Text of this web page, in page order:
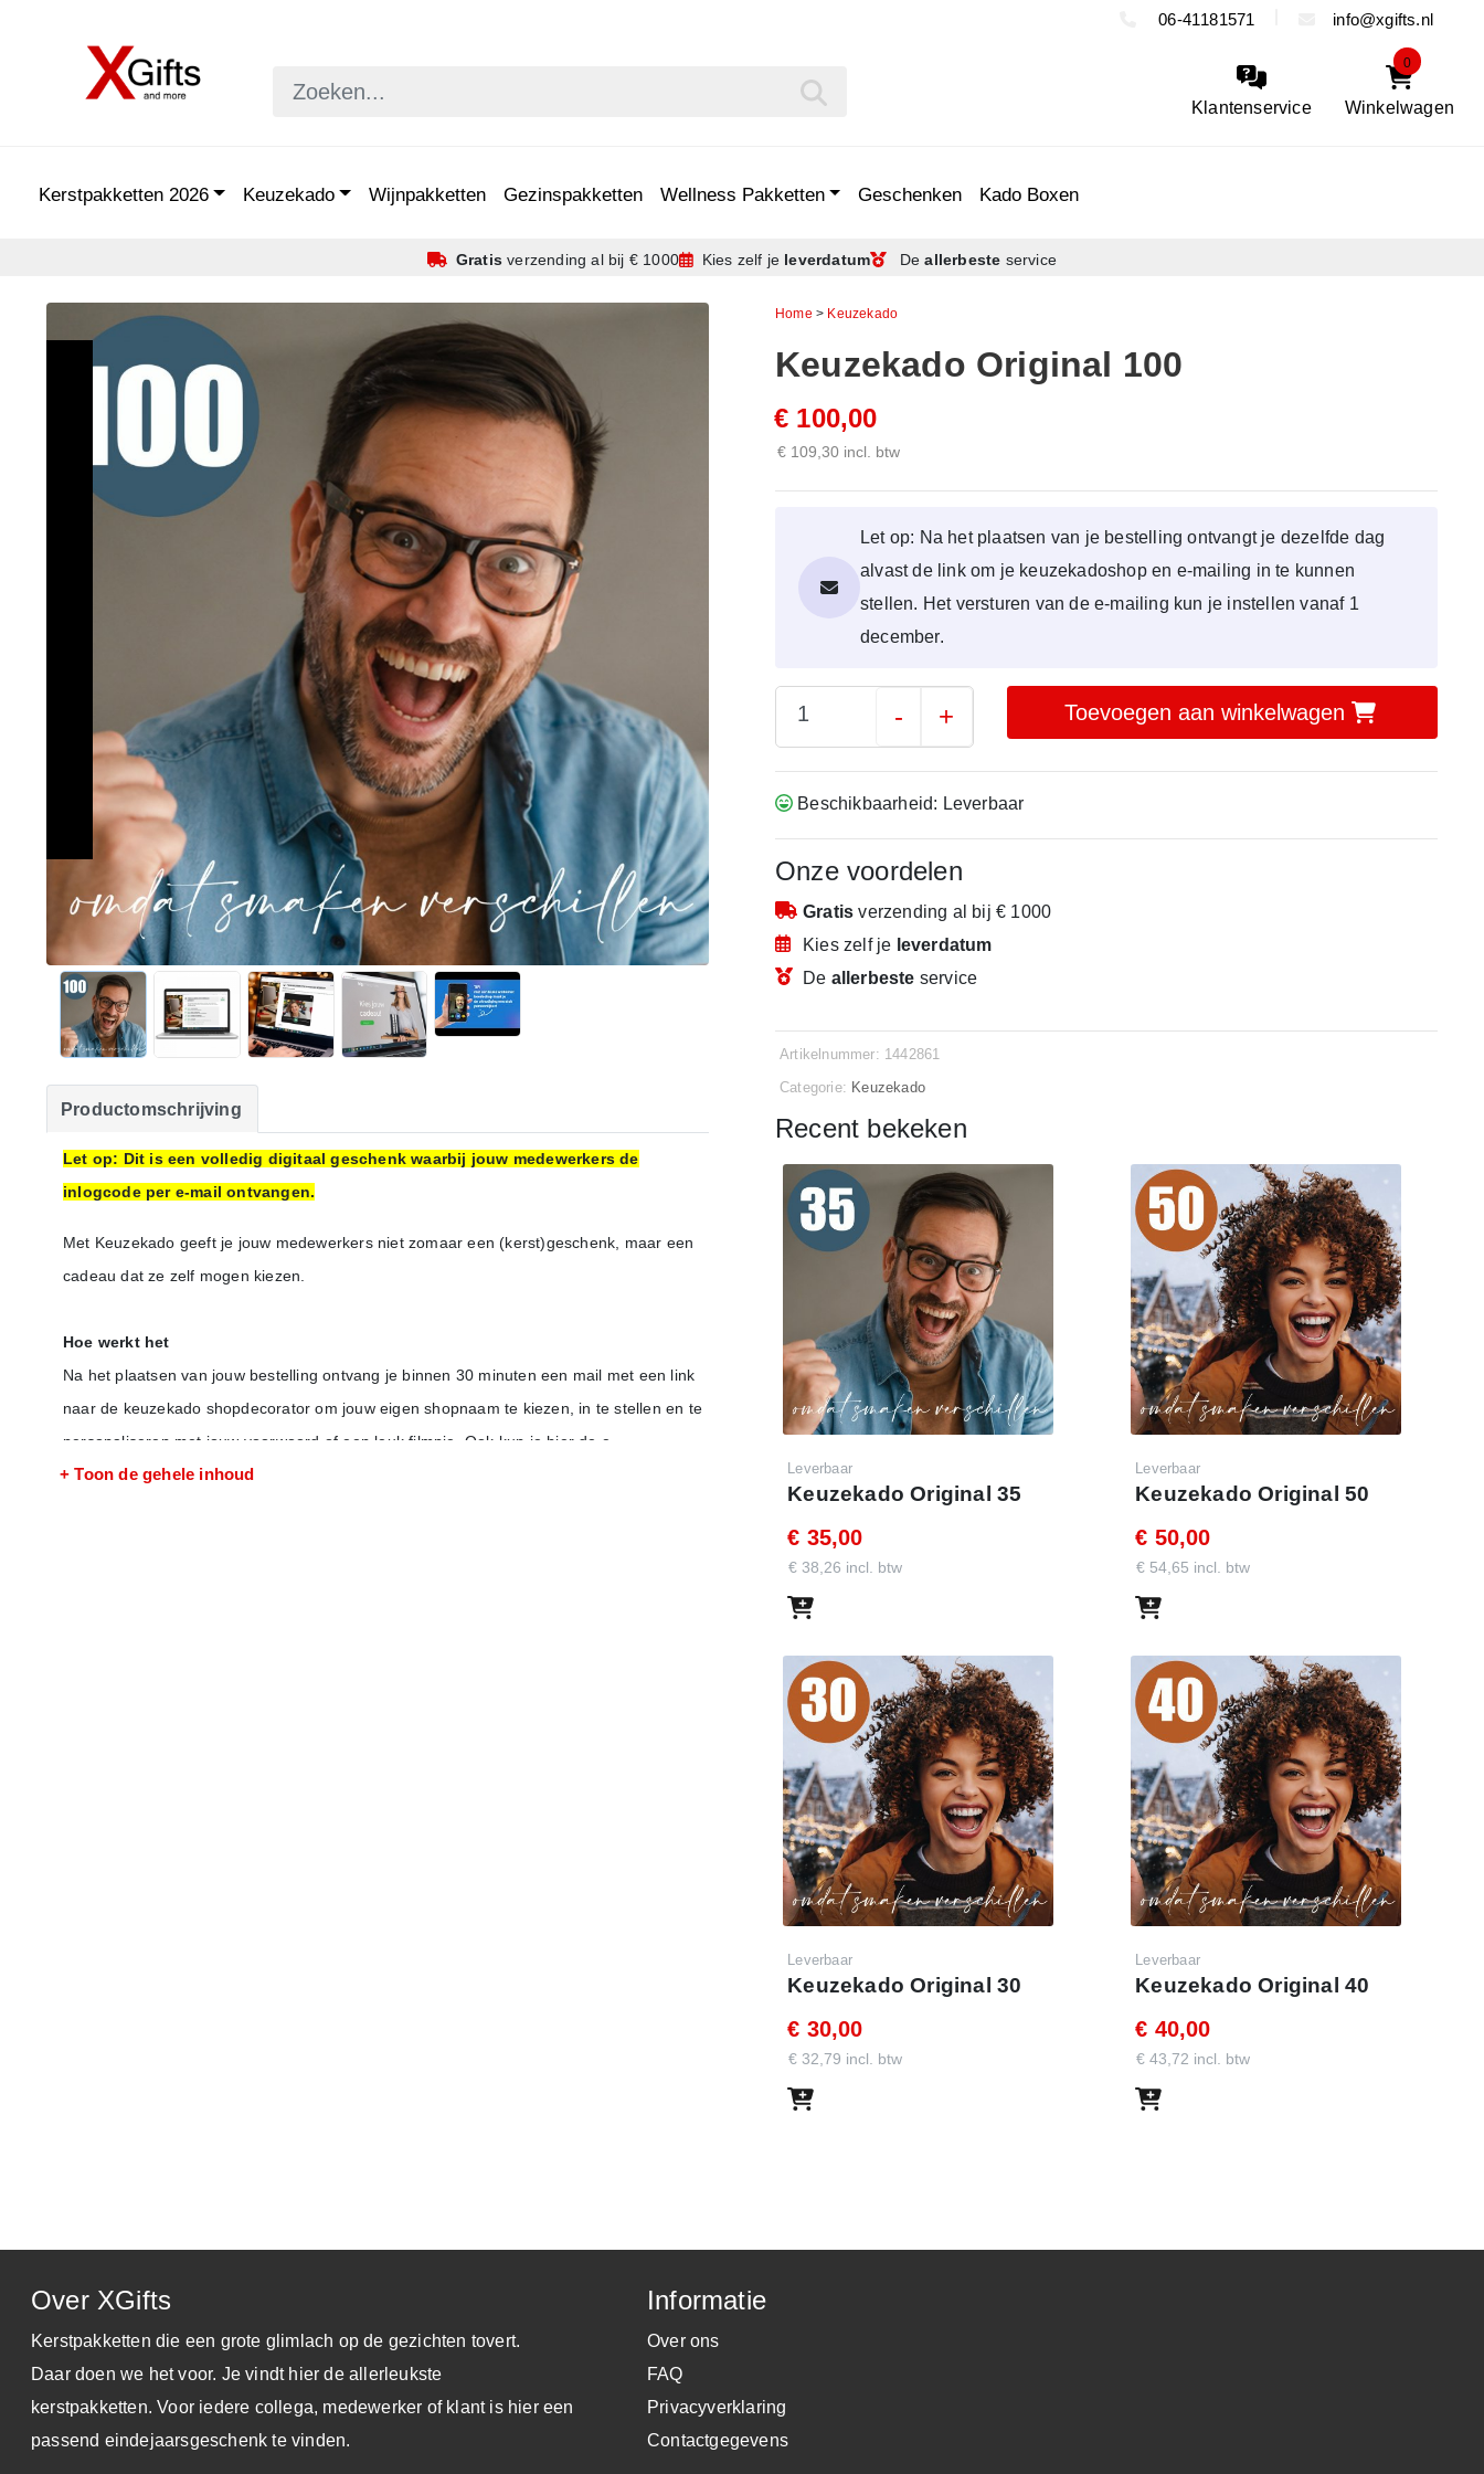
06-41181571 info@xgifts.nl
Klantenservice
0
Winkelwagen
Kerstpakketten 2026 Keuzekado Wijnpakketten Gezinspakketten Wellness Pakketten Geschenken Kado Boxen
Gratis verzendingal bij € 1000 Kies zelf je leverdatum Deallerbeste service
Productomschrijving
Let op: Dit is een volledig digitaal geschenk waarbij jouw medewerkers de
inlogcode per e-mail ontvangen.
Met Keuzekado geeft je jouw medewerkers niet zomaar een (kerst)geschenk, maar een
cadeau dat ze zelf mogen kiezen.
Hoe werkt het
Na het plaatsen van jouw bestelling ontvang je binnen 30 minuten een mail met een link
naar de keuzekado shopdecorator om jouw eigen shopnaam te kiezen, in te stellen en te
personaliseren met jouw voorwoord of een leuk filmpje. Ook kun je hier de e-
mailadressen van de ontvangers uploaden en jouw e-mailing instellen en personaliseren.
Klik op onderstaande link voor de
en log in met de getoonde code. Met dit
budget hebben uw medewerkers2000 puntente besteden in de webshop.
www.keuzekado.com
Inloggegevens:
+ Toon de gehele inhoud
Home > Keuzekado
Keuzekado Original 100
€ 100,00
€ 109,30 incl. btw
Let op: Na het plaatsen van je bestelling ontvangt je dezelfde dag
alvast de link om je keuzekadoshop en e-mailing in te kunnen
stellen. Het versturen van de e-mailing kun je instellen vanaf 1
december.
- + Toevoegen aan winkelwagen
Beschikbaarheid: Leverbaar
Onze voordelen
Gratis verzending al bij € 1000
Kies zelf je leverdatum
De allerbeste service
Artikelnummer: 1442861
Categorie: Keuzekado
Recent bekeken
Leverbaar
Keuzekado Original 35
€ 35,00
€ 38,26 incl. btw
Leverbaar
Keuzekado Original 50
€ 50,00
€ 54,65 incl. btw
Leverbaar
Keuzekado Original 30
€ 30,00
€ 32,79 incl. btw
Leverbaar
Keuzekado Original 40
€ 40,00
€ 43,72 incl. btw
Over XGifts
Kerstpakketten die een grote glimlach op de gezichten tovert.
Daar doen we het voor. Je vindt hier de allerleukste
kerstpakketten. Voor iedere collega, medewerker of klant is hier een
passend eindejaarsgeschenk te vinden.
Informatie
Over ons
FAQ
Privacyverklaring
Contactgegevens